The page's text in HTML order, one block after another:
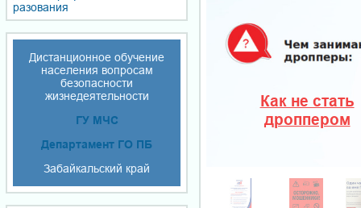
ра­зо­ва­ния
Дистанционное обучение
населения вопросам
безопасности
жизнедеятельности
ГУ МЧС
Департамент ГО ПБ
Забайкальский край
Как не стать
дроппером